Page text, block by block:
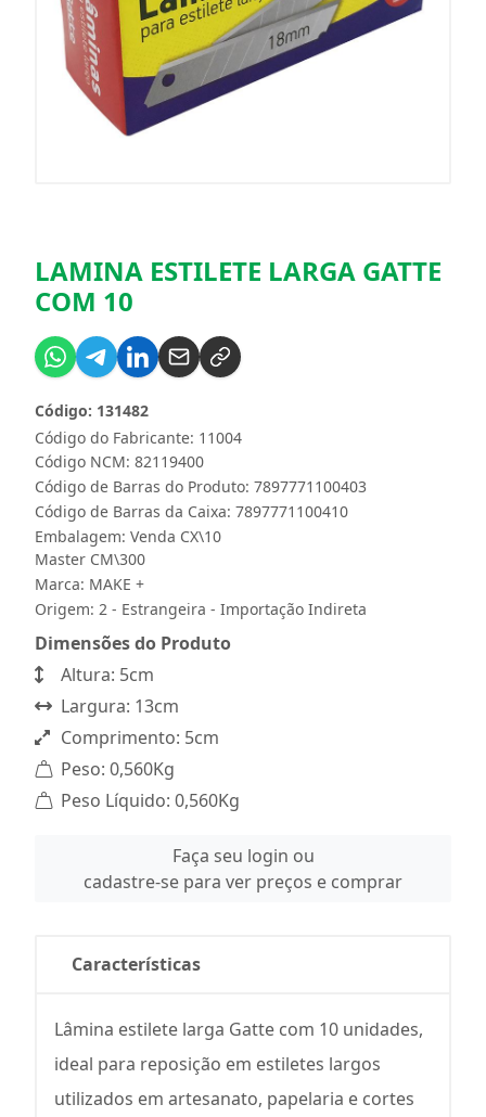
LAMINA ESTILETE LARGA GATTE
COM 10
Código do Fabricante: 11004
Código: 131482
Código NCM: 82119400
Código de Barras do Produto: 7897771100403
Código de Barras da Caixa: 7897771100410
Embalagem: Venda CX\10
Master CM\300
Marca: MAKE +
Origem: 2 - Estrangeira - Importação Indireta
Dimensões do Produto
Altura: 5cm
Largura: 13cm
Comprimento: 5cm
Peso: 0,560Kg
Peso Líquido: 0,560Kg
Faça seu login ou
cadastre-se para ver preços e comprar
Características
Lâmina estilete larga Gatte com 10 unidades,
ideal para reposição em estiletes largos
utilizados em artesanato, papelaria e cortes